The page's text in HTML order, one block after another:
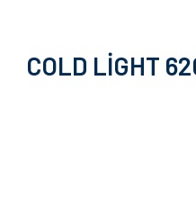
COLD LIGHT